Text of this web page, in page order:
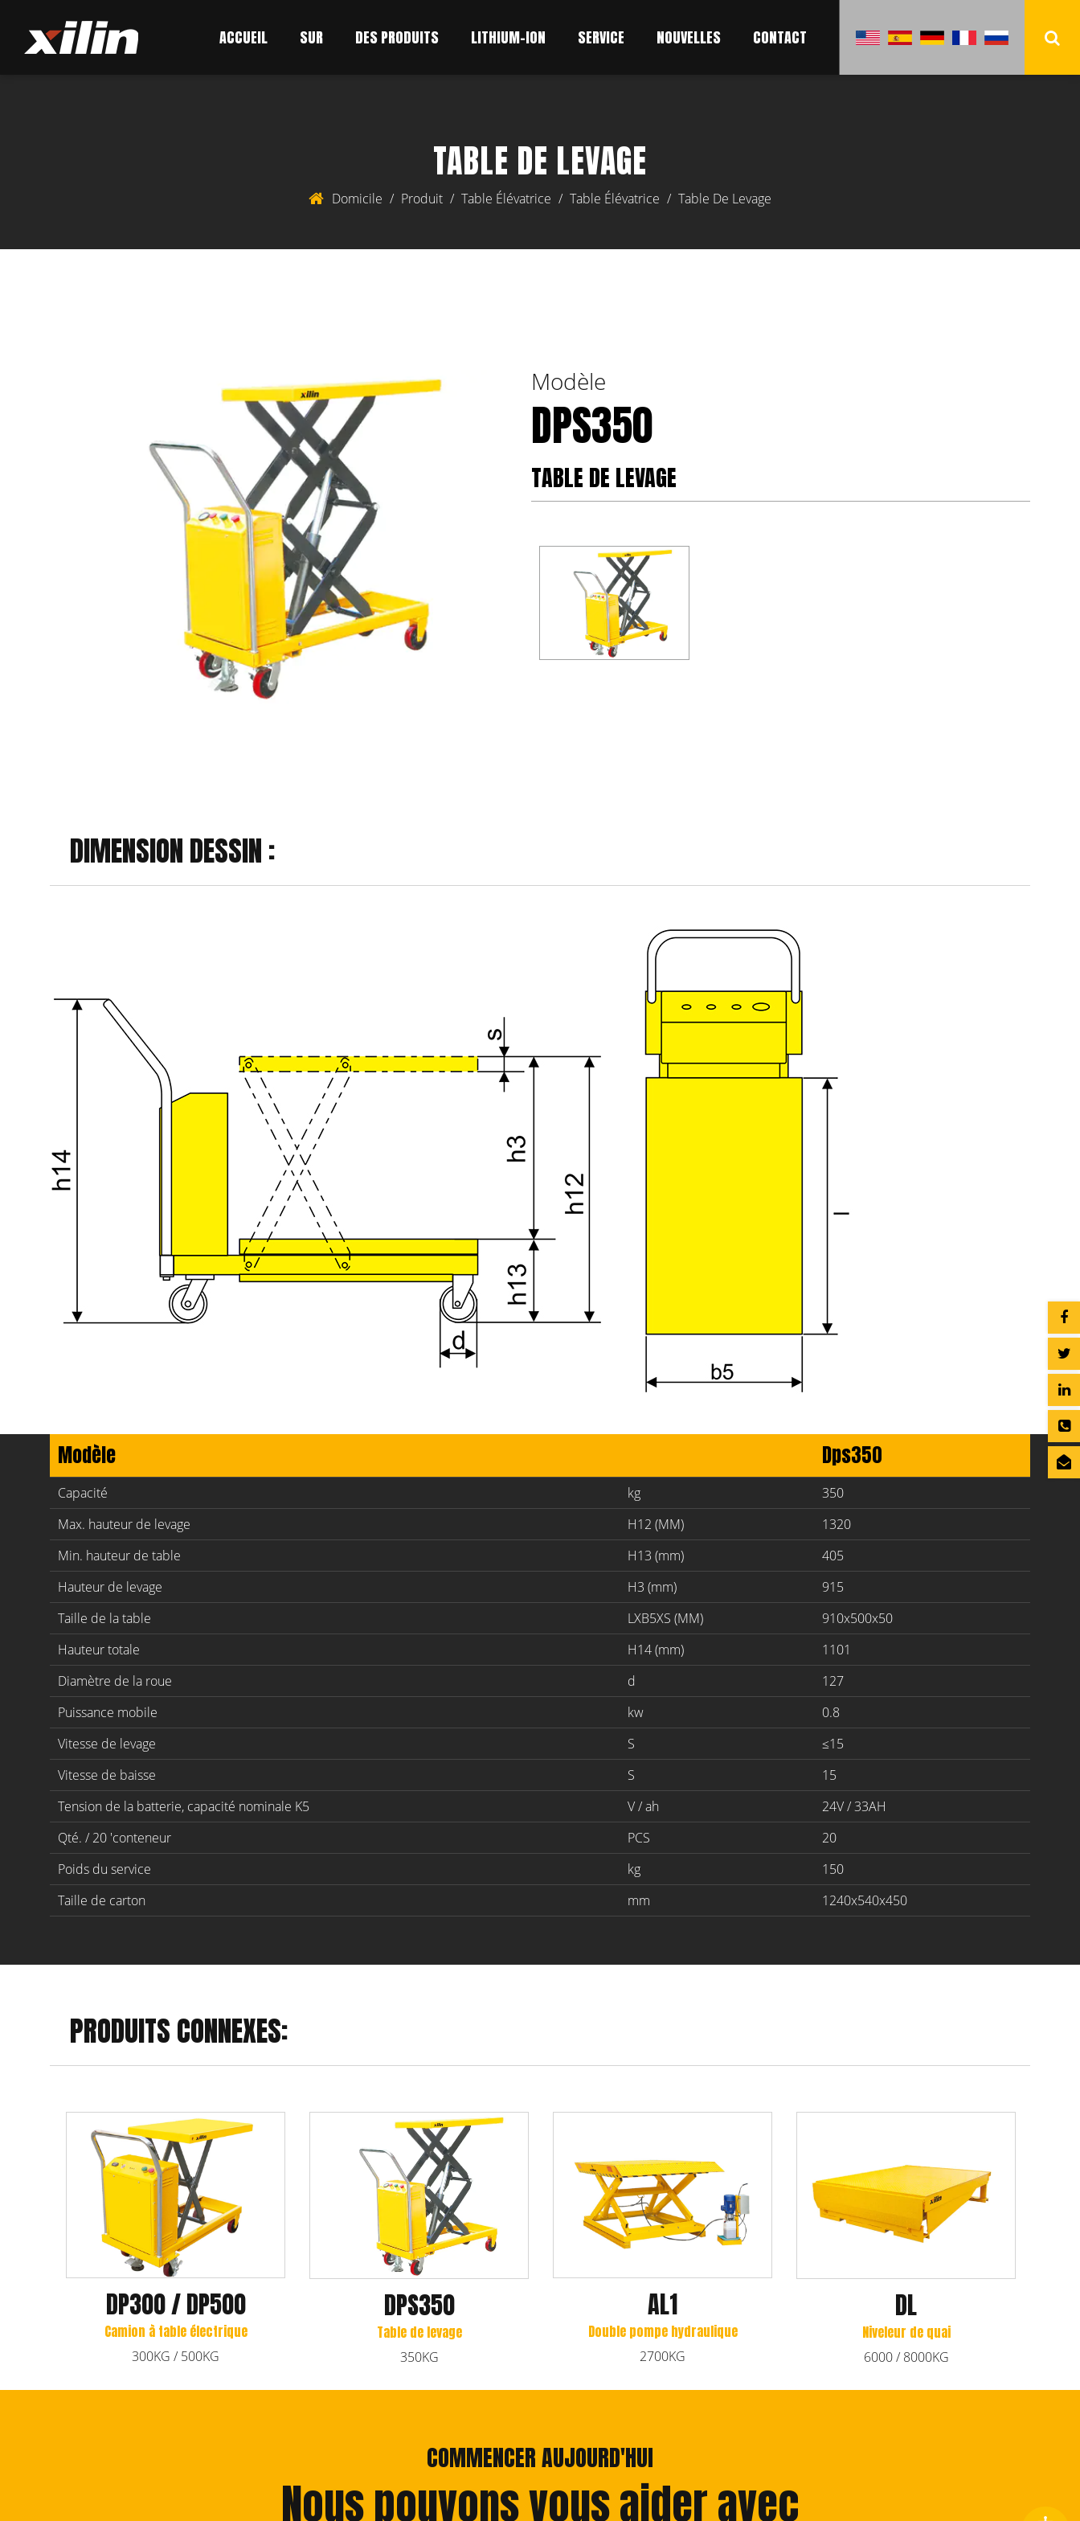
ACCUEIL SUR DES PRODUITS LITHIUM-ION SERVICE NOUVELLES CONTACT
TABLE DE LEVAGE
Domicile / Produit / Table Élévatrice / Table Élévatrice / Table De Levage
Modèle
DPS350
TABLE DE LEVAGE
DIMENSION DESSIN :
Modèle Dps350
Capacité kg
350
Max. hauteur de levage
H12 (MM)
1320
Min. hauteur de table
H13 (mm)
405
Hauteur de levage
H3 (mm)
915
Taille de la table
LXB5XS (MM)
910x500x50
Hauteur totale
H14 (mm)
1101
Diamètre de la roue
d
127
Puissance mobile
kw
0.8
Vitesse de levage
S
≤15
Vitesse de baisse
S
15
Tension de la batterie, capacité nominale K5
V / ah
24V / 33AH
Qté. / 20 'conteneur
PCS
20
Poids du service
kg
150
Taille de carton
mm 1240x540x450
PRODUITS CONNEXES:
DP300 / DP500
Camion à table électrique
300KG / 500KG
DPS350
Table de levage
350KG
AL1
Double pompe hydraulique
2700KG
DL
Niveleur de quai
6000 / 8000KG
COMMENCER AUJOURD'HUI
Nous pouvons vous aider avec